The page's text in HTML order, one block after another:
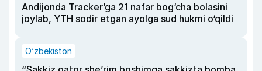
Andijonda Tracker’ga 21 nafar bog‘cha bolasini
joylab, YTH sodir etgan ayolga sud hukmi o‘qildi
O‘zbekiston